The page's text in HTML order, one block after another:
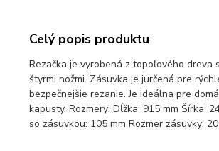
Celý popis produktu
Rezačka je vyrobená z topoľového dreva
štyrmi nožmi. Zásuvka je jurčená pre
bezpečnejšie rezanie. Je ideálna pre
kapusty. Rozmery: Dĺžka: 915 mm Šírka:
so zásuvkou: 105 mm Rozmer zásuvky: